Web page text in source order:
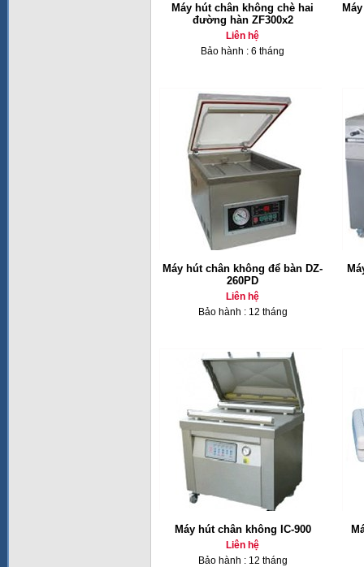
Máy hút chân không chè hai
đường hàn ZF300x2
Liên hệ
Bảo hành : 6 tháng
Máy hút chân không để bàn DZ-
260PD
Liên hệ
Bảo hành : 12 tháng
Máy hút chân không IC-900
Liên hệ
Bảo hành : 12 tháng